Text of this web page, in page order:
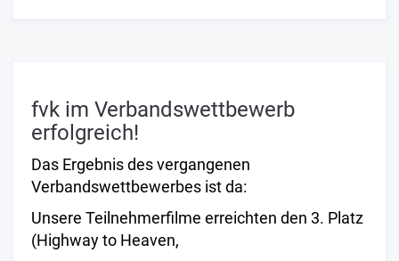
fvk im Verbandswettbewerb
erfolgreich!
Das Ergebnis des vergangenen
Verbandswettbewerbes ist da:
Unsere Teilnehmerfilme erreichten den 3. Platz
(Highway to Heaven,